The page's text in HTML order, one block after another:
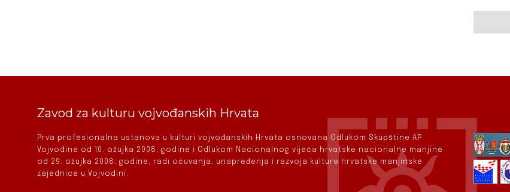
Zavod za kulturu vojvođanskih Hrvata
Prva profesionalna ustanova u kulturi vojvođanskih Hrvata osnovana Odlukom Skupštine AP
Vojvodine od 10. ožujka 2008. godine i Odlukom Nacionalnog vijeća hrvatske nacionalne manjine
od 29. ožujka 2008. godine, radi očuvanja, unapređenja i razvoja kulture hrvatske manjinske
zajednice u Vojvodini.